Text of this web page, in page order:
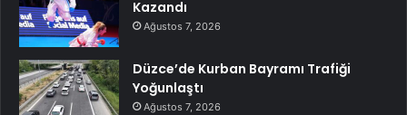
Kazandı
Ağustos 7, 2026
Düzce’de Kurban Bayramı Trafiği
Yoğunlaştı
Ağustos 7, 2026